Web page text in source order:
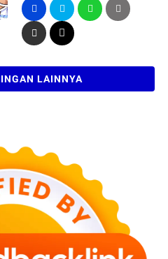
LAINNYA